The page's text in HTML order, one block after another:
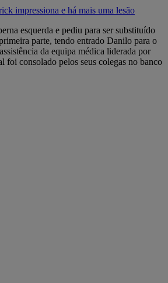
impressiona e há mais uma lesão
esquerda e pediu para ser substituído
parte, tendo entrado Danilo para o
da equipa médica liderada por
foi consolado pelos seus colegas no banco